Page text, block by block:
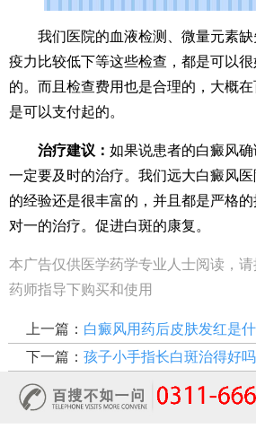
我们医院的血液检测、微量元素缺
疫力比较低下等这些检查，都是可以
的。而且检查费用也是合理的，大概
是可以支付起的。
治疗建议： 如果说患者的白癜风
一定要及时的治疗。我们远大白癜风
的经验还是很丰富的，并且都是严格
对一的治疗。促进白斑的康复。
本广告仅供医学药学专业人士阅读，
药师指导下购买和使用
上一篇： 白癜风用药后皮肤发红是
下一篇： 孩子小手指长白斑治得好